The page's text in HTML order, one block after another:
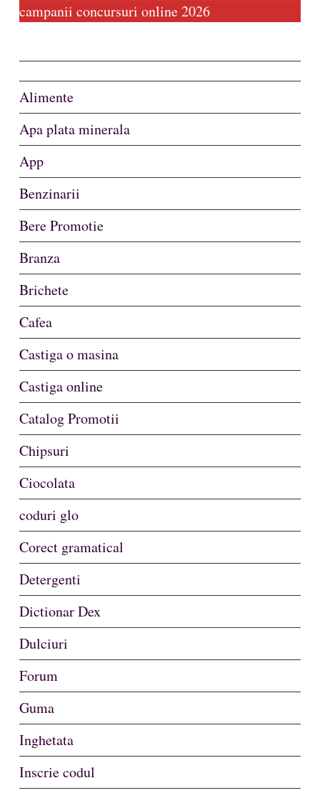
campanii concursuri online 2026
Alimente
Apa plata minerala
App
Benzinarii
Bere Promotie
Branza
Brichete
Cafea
Castiga o masina
Castiga online
Catalog Promotii
Chipsuri
Ciocolata
coduri glo
Corect gramatical
Detergenti
Dictionar Dex
Dulciuri
Forum
Guma
Inghetata
Inscrie codul